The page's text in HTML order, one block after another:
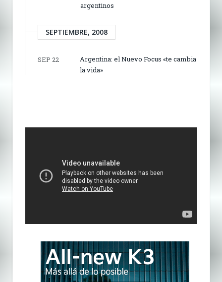
argentinos
SEPTIEMBRE, 2008
SEP 22
Argentina: el Nuevo Focus «te cambia
la vida»